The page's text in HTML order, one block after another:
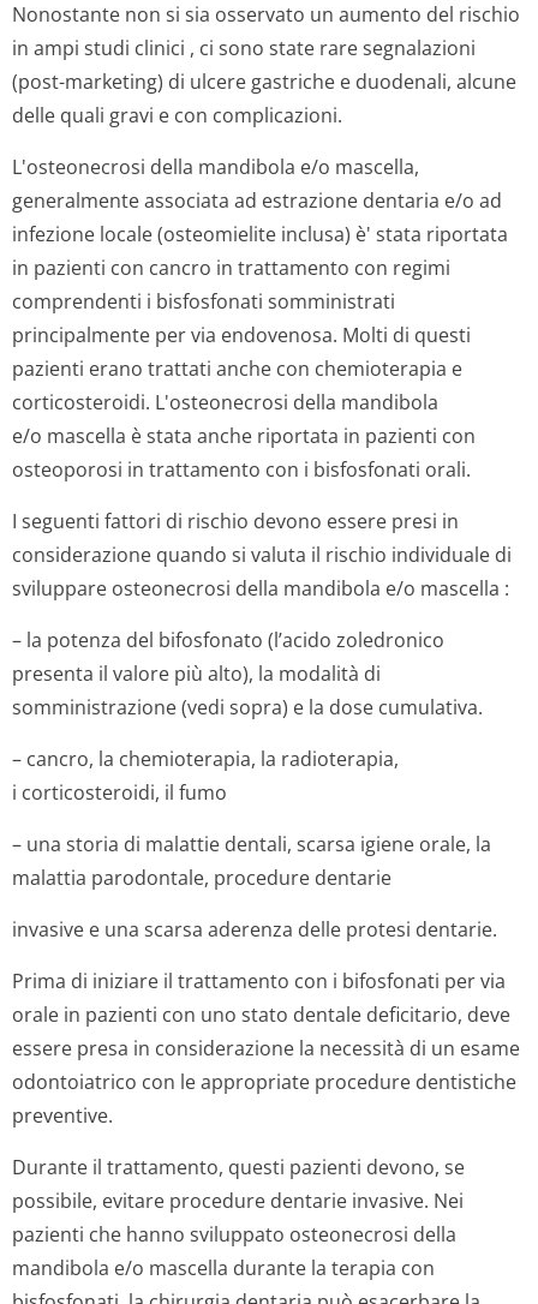
Nonostante non si sia osservato un aumento del rischio
in ampi studi clinici , ci sono state rare segnalazioni
(post-marketing) di ulcere gastriche e duodenali, alcune
delle quali gravi e con complicazioni.
L'osteonecrosi della mandibola e/o mascella,
generalmente associata ad estrazione dentaria e/o ad
infezione locale (osteomielite inclusa) è' stata riportata
in pazienti con cancro in trattamento con regimi
comprendenti i bisfosfonati somministrati
principalmente per via endovenosa. Molti di questi
pazienti erano trattati anche con chemioterapia e
corticosteroidi. L'osteonecrosi della mandibola
e/o mascella è stata anche riportata in pazienti con
osteoporosi in trattamento con i bisfosfonati o­rali.
I seguenti fattori di rischio devono essere presi in
considerazione quando si valuta il rischio individuale di
sviluppare osteonecrosi della mandibola e/o mascella :
– la potenza del bifosfonato (l’acido zoledronico
presenta il valore più alto), la modalità di
somministrazione (vedi sopra) e la dose cumulativa.
– cancro, la chemioterapia, la radioterapia,
i corticosteroidi, il fumo
– una storia di malattie dentali, scarsa igiene orale, la
malattia parodontale, procedure dentarie
invasive e una scarsa aderenza delle protesi dentarie.
Prima di iniziare il trattamento con i bifosfonati per via
orale in pazienti con uno stato dentale deficitario, deve
essere presa in considerazione la necessità di un esame
odontoiatrico con le appropriate procedure dentistiche
preventive.
Durante il trattamento, questi pazienti devono, se
possibile, evitare procedure dentarie invasive. Nei
pazienti che hanno sviluppato osteonecrosi della
mandibola e/o mascella durante la terapia con